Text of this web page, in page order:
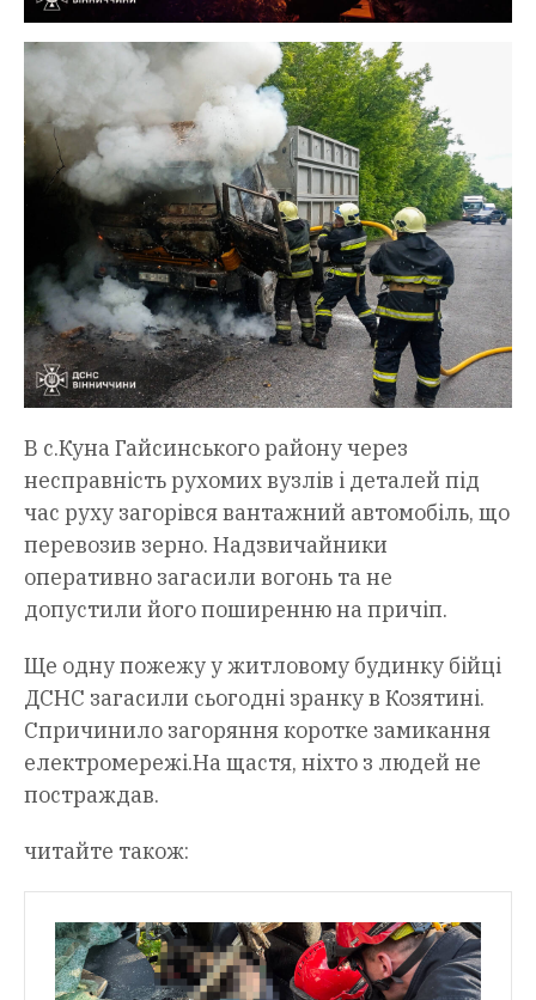
В с.Куна Гайсинського району через
несправність рухомих вузлів і деталей під
час руху загорівся вантажний автомобіль, що
перевозив зерно. Надзвичайники
оперативно загасили вогонь та не
допустили його поширенню на причіп.
Ще одну пожежу у житловому будинку бійці
ДСНС загасили сьогодні зранку в Козятині.
Спричинило загоряння коротке замикання
електромережі.На щастя, ніхто з людей не
постраждав.
читайте також: